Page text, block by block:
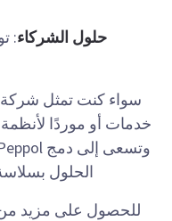
حلول الشركاء
سواء كنت تمثل
الحلول
للحصول على مزيد من